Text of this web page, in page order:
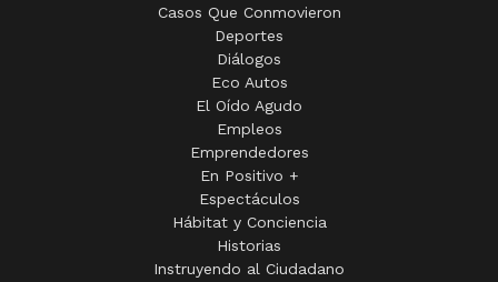
Casos Que Conmovieron
Deportes
Diálogos
Eco Autos
El Oído Agudo
Empleos
Emprendedores
En Positivo +
Espectáculos
Hábitat y Conciencia
Historias
Instruyendo al Ciudadano